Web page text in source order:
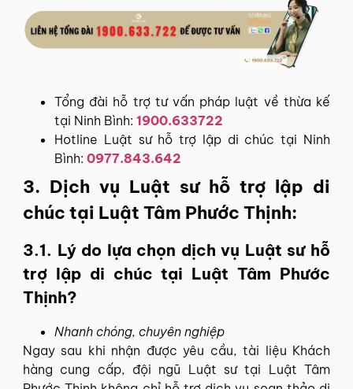
Tổng đài hỗ trợ tư vấn pháp luật về thừa kế
tại Ninh Bình: 1900.633722
Hotline Luật sư hỗ trợ lập di chúc tại Ninh
Bình: 0977.843.642
3. Dịch vụ Luật sư hỗ trợ lập di
chúc tại Luật Tâm Phước Thịnh:
3.1. Lý do lựa chọn dịch vụ Luật sư hỗ
trợ lập di chúc tại Luật Tâm Phước
Thịnh?
Nhanh chóng, chuyên nghiệp
Ngay sau khi nhận được yêu cầu, tài liệu Khách
hàng cung cấp, đội ngũ Luật sư tại Luật Tâm